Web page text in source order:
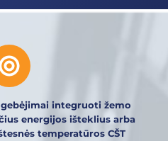
integruoti žemo
energijos išteklius arba
temperatūros CŠT